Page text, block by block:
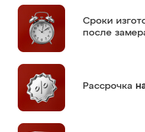
Сроки
после
Рассрочка